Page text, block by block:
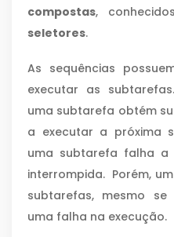
compostas,
seletores.
As sequências
executar as
uma subtarefa obtém
a executar a próxima
uma subtarefa falha a
interrompida. Porém,
subtarefas, mesmo
uma falha na execução.